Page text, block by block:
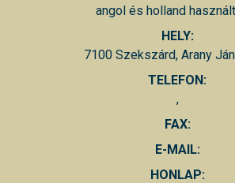
angol és holland
HELY:
7100 Szekszárd, Arany
TELEFON:
,
FAX:
E-MAIL:
HONLAP: